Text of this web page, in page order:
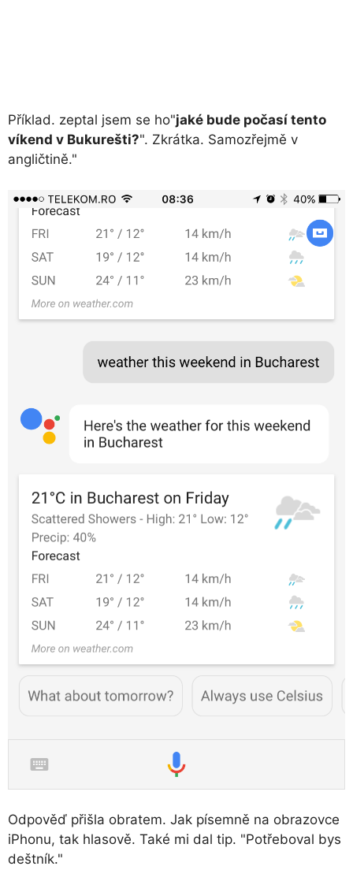
Příklad. zeptal jsem se ho"jaké bude počasí tento
víkend v Bukurešti?". Zkrátka. Samozřejmě v
angličtině."
Odpověď přišla obratem. Jak písemně na obrazovce
iPhonu, tak hlasově. Také mi dal tip. "Potřeboval bys
deštník."